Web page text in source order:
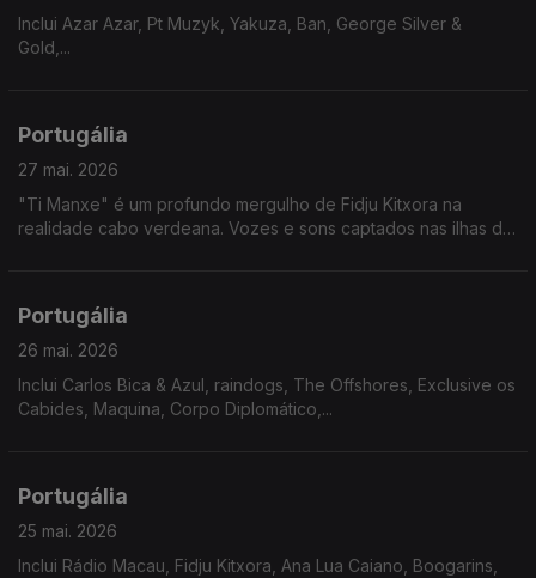
Inclui Azar Azar, Pt Muzyk, Yakuza, Ban, George Silver &
Gold,...
Portugália
27 mai. 2026
"Ti Manxe" é um profundo mergulho de Fidju Kitxora na
realidade cabo verdeana. Vozes e sons captados nas ilhas de
Portugália
26 mai. 2026
Inclui Carlos Bica & Azul, raindogs, The Offshores, Exclusive os
Cabides, Maquina, Corpo Diplomático,...
Portugália
25 mai. 2026
Inclui Rádio Macau, Fidju Kitxora, Ana Lua Caiano, Boogarins,